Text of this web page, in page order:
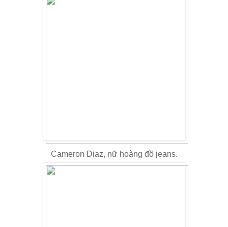
Cameron Diaz, nữ hoàng đồ jeans.